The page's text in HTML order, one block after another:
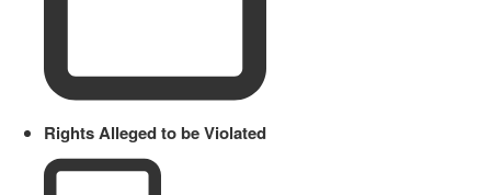
Rights Alleged to be Violated